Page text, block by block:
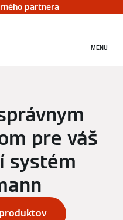
partnera
MENU
pre váš
systém